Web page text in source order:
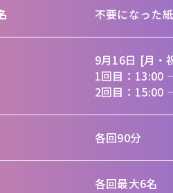
不要になった
9月16日 [月
1回目：13:00
2回目：15:00
各回90分
各回最大6名